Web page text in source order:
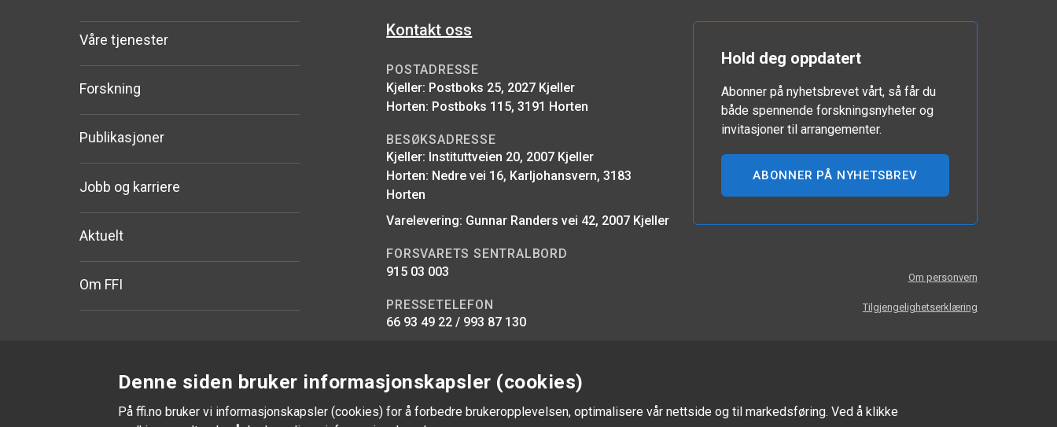
Denne siden bruker informasjonskapsler (cookies)
På ffi.no bruker vi informasjonskapsler (cookies) for å forbedre brukeropplevelsen, optimalisere vår nettside og til markedsføring. Ved å klikke
Våre tjenester
Forskning
Publikasjoner
Jobb og karriere
Aktuelt
Om FFI
Kontakt oss
POSTADRESSE
Kjeller: Postboks 25, 2027 Kjeller
Horten: Postboks 115, 3191 Horten
BESØKSADRESSE
Kjeller: Instituttveien 20, 2007 Kjeller
Horten: Nedre vei 16, Karljohansvern, 3183
Horten
Varelevering: Gunnar Randers vei 42, 2007 Kjeller
FORSVARETS SENTRALBORD
915 03 003
PRESSETELEFON
66 93 49 22 / 993 87 130
firmapost@ffi.no
Hold deg oppdatert
Abonner på nyhetsbrevet vårt, så får du
både spennende forskningsnyheter og
invitasjoner til arrangementer.
ABONNER PÅ NYHETSBREV
Om personvern
Tilgjengelighetserklæring